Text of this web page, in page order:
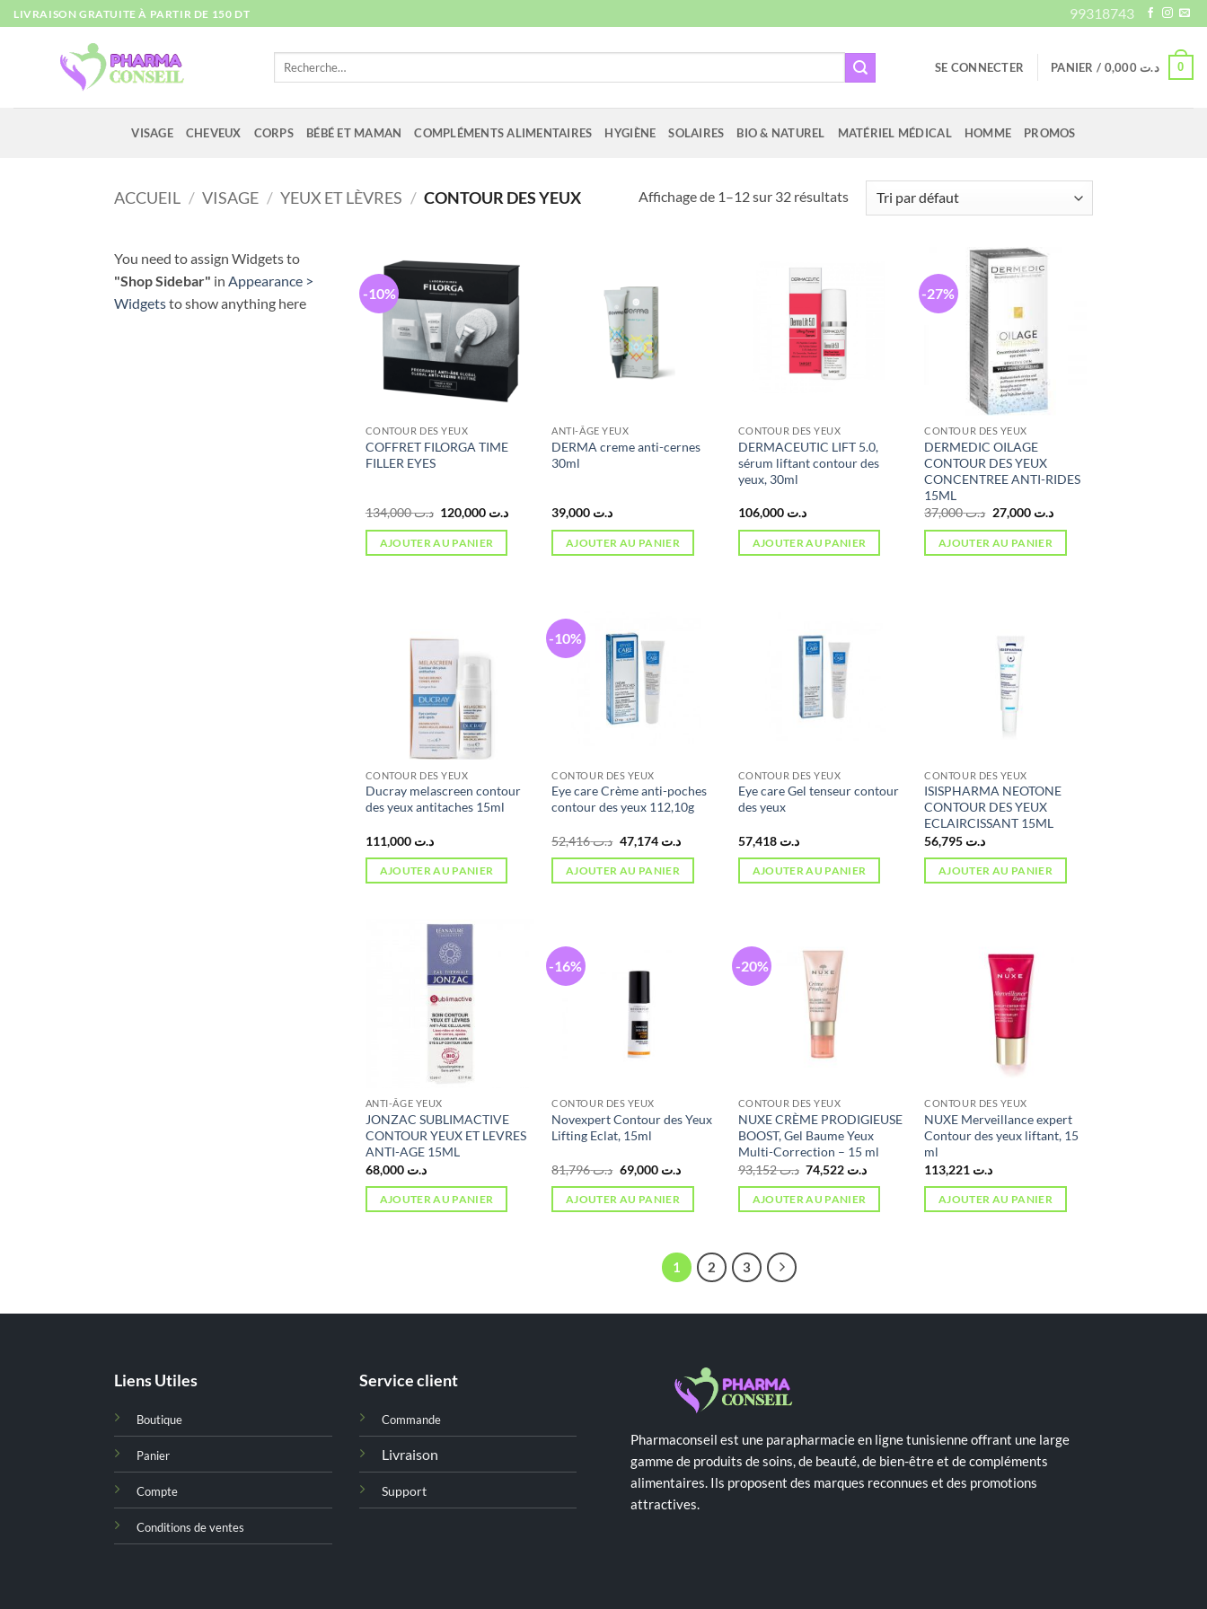
Passer
au
LIVRAISON GRATUITE À PARTIR DE 150 DT 99318743
Recherche
SE CONNECTER PANIER / د.ت 0,000 0
VISAGE CHEVEUX CORPS BÉBÉ ET MAMAN COMPLÉMENTS ALIMENTAIRES HYGIÈNE SOLAIRES BIO & NATUREL MATÉRIEL MÉDICAL HOMME PROMOS
ACCUEIL / VISAGE / YEUX ET LÈVRES / CONTOUR DES YEUX Affichage de 1–12 sur 32 résultats
You need to assign Widgets to
"Shop Sidebar" in Appearance >
Widgetsto show anything here
-10%
CONTOUR DES YEUX
COFFRET FILORGA TIME
FILLER EYES
د.ت134,000
Le
prix
initial
était :
د.تLe
AJOUTER AU PANIER
ANTI-ÂGE YEUX
DERMA creme anti-cernes
30ml
د.ت
AJOUTER AU PANIER
CONTOUR DES YEUX
DERMACEUTIC LIFT 5.0,
sérum liftant contour des
yeux, 30ml
د.ت 106,000
AJOUTER AU PANIER
-27%
CONTOUR DES YEUX
DERMEDIC OILAGE
CONTOUR DES YEUX
CONCENTREE ANTI-RIDES
15ML
د.ت37,000
Le
prix
initial
était :
د.ت 27,000
Le
actuel
est :
AJOUTER AU PANIER
CONTOUR DES YEUX
Ducray melascreen contour
des yeux antitaches 15ml
د.ت 111,000
AJOUTER AU PANIER
-10%
CONTOUR DES YEUX
Eye care Crème anti-poches
contour des yeux 112,10g
د.ت52,416
Le
prix
initial
était :
د.ت 47,174
Le
est :
AJOUTER AU PANIER
CONTOUR DES YEUX
Eye care Gel tenseur contour
des yeux
د.ت 57,418
AJOUTER AU PANIER
CONTOUR DES YEUX
ISISPHARMA NEOTONE
CONTOUR DES YEUX
ECLAIRCISSANT 15ML
د.ت
AJOUTER AU PANIER
ANTI-ÂGE YEUX
JONZAC SUBLIMACTIVE
CONTOUR YEUX ET LEVRES
ANTI-AGE 15ML
د.ت 68,000
AJOUTER AU PANIER
-16%
CONTOUR DES YEUX
Novexpert Contour des Yeux
Lifting Eclat, 15ml
د.ت81,796
Le
prix
initial
était :
د.ت 69,000
Le
est :
AJOUTER AU PANIER
-20%
CONTOUR DES YEUX
NUXE CRÈME PRODIGIEUSE
BOOST, Gel Baume Yeux
Multi-Correction – 15 ml
د.ت93,152
Le
prix
initial
était :
د.تLe
AJOUTER AU PANIER
CONTOUR DES YEUX
NUXE Merveillance expert
Contour des yeux liftant, 15
ml
د.ت
AJOUTER AU PANIER
1 2 3
Liens Utiles
Boutique
Panier
Compte
Conditions de ventes
Service client
Commande
Livraison
Support
Pharmaconseil est une parapharmacie en ligne tunisienne offrant une large
gamme de produits de soins, de beauté, de bien-être et de compléments
alimentaires. Ils proposent des marques reconnues et des promotions
attractives.